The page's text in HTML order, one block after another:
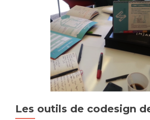
Les outils de codesign